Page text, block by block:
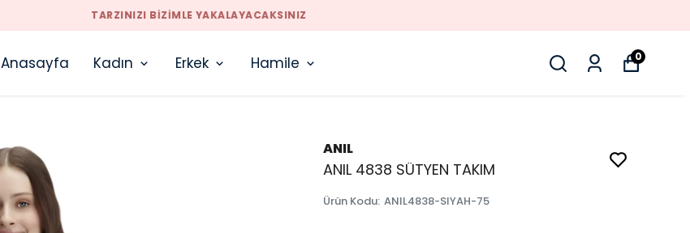
TARZINIZI BIZIMLE YAKALAYACAKSINIZ
Anasayfa Kadın Erkek Hamile 0
ANIL
ANIL 4838 SÜTYEN TAKIM
Ürün Kodu: ANIL4838-SIYAH-75